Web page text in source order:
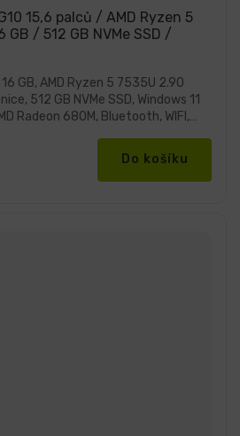
15,6 palců / AMD Ryzen 5
GB / 512 GB NVMe SSD /
Do košíku
GB, AMD Ryzen 5 7535U 2.90
512 GB NVMe SSD, Windows 11
Radeon 680M, Bluetooth, WIFI,